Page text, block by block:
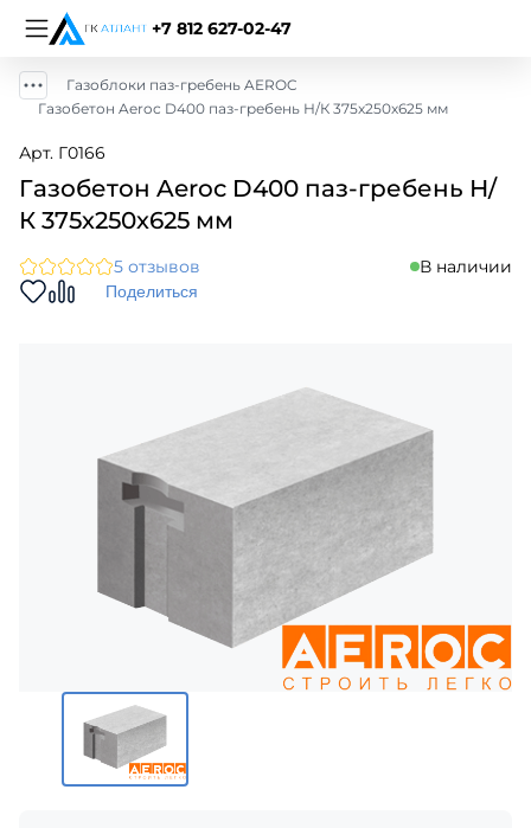
+7 812 627-02-47
Газоблоки паз-гребень AEROC
Газобетон Aeroc D400 паз-гребень Н/К 375х250х625 мм
Арт. Г0166
Газобетон Aeroc D400 паз-гребень Н/
К 375х250х625 мм
5 отзывов В наличии
Поделиться